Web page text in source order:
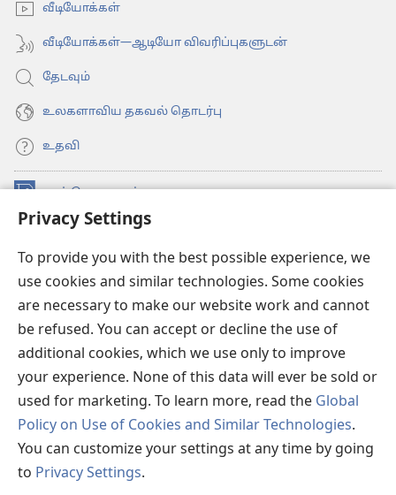
Privacy Settings
To provide you with the best possible experience, we
use cookies and similar technologies. Some cookies
are necessary to make our website work and cannot
be refused. You can accept or decline the use of
additional cookies, which we use only to improve
your experience. None of this data will ever be sold or
used for marketing. To learn more, read the Global
Policy on Use of Cookies and Similar Technologies.
You can customize your settings at any time by going
to Privacy Settings.
வீடியோக்கள்
வீடியோக்கள்—ஆடியோ விவரிப்புகளுடன்
தேடவும்
உலகளாவிய தகவல் தொடர்பு
உதவி
நன்கொடைகள்
new
(opens
JW Hub®
window)JW லைப்ரரி
உவாட்ச்டவர் லைப்ரரி
Copyright© 2026 Watch Tower Bible and Tract Society of Pennsylvania.